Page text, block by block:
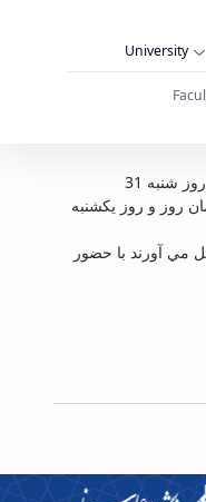
University
سینا همداننشست بين‌المللي و كارگاه ايران‌شناسي، با موضوع «اوضاع مركز و غرب ايران از مشروطه تا پايان قاجاريه» با همكاري دانشگاه بوعلي سينا و انستيتوي ايران‌شناسي اتريش مراسم افتتاحیه در روز شنبه 31
روز و روز یکشنبه
مي آورند با حضور